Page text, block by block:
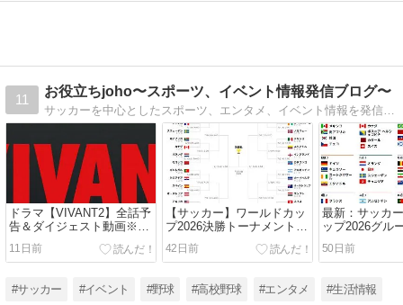
11
お役立ちjoho〜スポーツ、イベント情報発信ブログ〜
サッカーを中心としたスポーツ、エンタメ、イベント情報を発信しております！
ドラマ【VIVANT2】全話予
告＆ダイジェスト動画※随
時更新中♪
11日前
【サッカー】ワールドカッ
プ2026決勝トーナメント日
程、中継&結果（ハイライ
ト動画有り）
42日前
最新：サッカ
ップ2026グル
果と順位表
50日前
#サッカー #イベント #野球 #高校野球 #エンタメ #生活情報